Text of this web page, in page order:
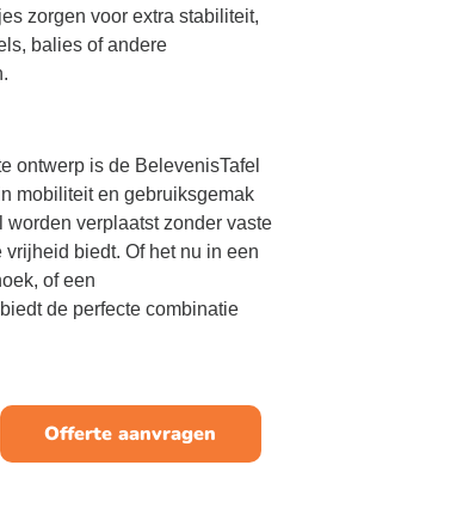
zorgen voor extra stabiliteit,
balies of andere
ontwerp is de BelevenisTafel
mobiliteit en gebruiksgemak
verplaatst zonder vaste
biedt. Of het nu in een
of een
de perfecte combinatie
Offerte aanvragen